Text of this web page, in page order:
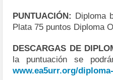
PUNTUACIÓN: Diploma
Plata 75 puntos Diploma
DESCARGAS DE
la puntuación se
www.ea5urr.org/